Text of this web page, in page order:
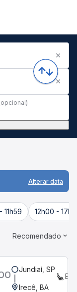
Alterar data
12h00 -
Recomendado
Jundiaí, SP
Irecê, BA